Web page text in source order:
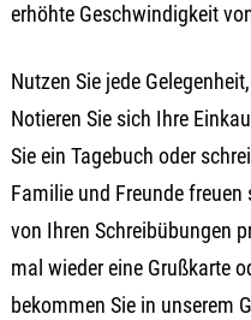
erhöhte Geschwindigkeit
Nutzen Sie jede
Notieren Sie sich Ihre
Sie ein Tagebuch oder
Familie und Freunde
von Ihren Schreibübungen
mal wieder eine Grußkarte
bekommen Sie in unserem